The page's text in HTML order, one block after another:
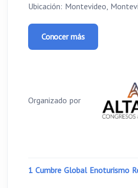
Ubicación: Montevideo,
Conocer más
Organizado por
1 Cumbre Global Enoturismo